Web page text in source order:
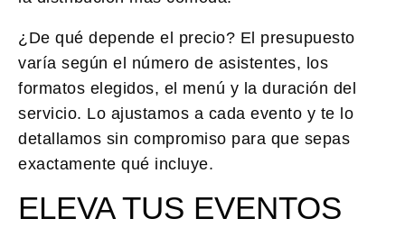
¿De qué depende el precio? El presupuesto
varía según el número de asistentes, los
formatos elegidos, el menú y la duración del
servicio. Lo ajustamos a cada evento y te lo
detallamos sin compromiso para que sepas
exactamente qué incluye.
ELEVA TUS EVENTOS